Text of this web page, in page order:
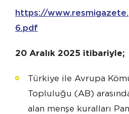
https://
6.pdf
20 Aralık 2025 itibariyle;
Türkiye ile Avrupa
Topluluğu (AB)
alan menşe kuralları